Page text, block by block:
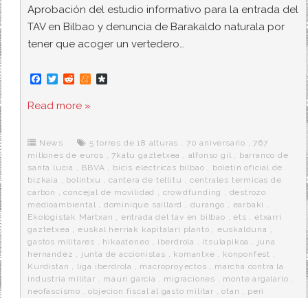
Aprobación del estudio informativo para la entrada del
TAV en Bilbao y denuncia de Barakaldo naturala por
tener que acoger un vertedero…
F
e
o
k
T
t
r
R
d
M
e
r
a
Read more »
News 5 torres de 18 alturas , 70 aniversario ,767
millones de euros ,7katu gaztetxea , alfonso gil , barranco de
santa lucia , BBVA , bicis electricas bilbao , boletin oficial de
bizkaia , bolintxu ,cantera de tellitu , centrales termicas de
carbon ,concejal de movilidad , crowdfunding , destrozo
medioambiental , dominique saillard , durango , earbaki ,
Ekologistak Martxan , entrada del tav en bilbao ,ets ,etxarri
gaztetxea , euskal herriak kapitalari planto , euskalduna ,
gastos militares , hikaateneo , iberdrola , itsulapikoa , juna
hernandez , junta de accionistas , komantxe , konponfest ,
Kurdistan , liga iberdrola , macroproyectos , marcha contra la
industria militar , mauri garcia , migraciones , monte argalario ,
neofascismo ,objecion fiscal al gasto militar ,otan , peri